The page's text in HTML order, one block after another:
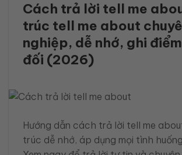
Cách trả lời tell me
trúc tell me about
nghiệp, dễ nhớ, ghi
đối (2026)
Hướng dẫn cách trả lời tell me
trúc dễ nhớ, áp dụng mọi tình